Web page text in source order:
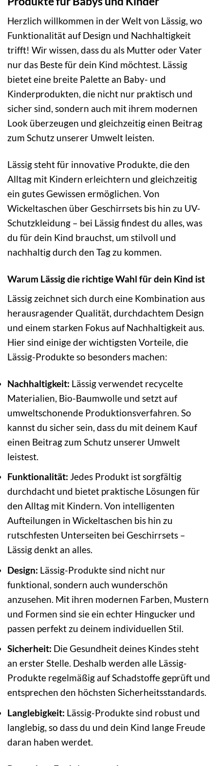
Herzlich willkommen in der Welt von Lässig, wo
Funktionalität auf Design und Nachhaltigkeit
trifft! Wir wissen, dass du als Mutter oder Vater
nur das Beste für dein Kind möchtest. Lässig
bietet eine breite Palette an Baby- und
Kinderprodukten, die nicht nur praktisch und
sicher sind, sondern auch mit ihrem modernen
Look überzeugen und gleichzeitig einen Beitrag
zum Schutz unserer Umwelt leisten.
Lässig steht für innovative Produkte, die den
Alltag mit Kindern erleichtern und gleichzeitig
ein gutes Gewissen ermöglichen. Von
Wickeltaschen über Geschirrsets bis hin zu UV-
Schutzkleidung – bei Lässig findest du alles, was
du für dein Kind brauchst, um stilvoll und
nachhaltig durch den Tag zu kommen.
Warum Lässig die richtige Wahl für dein Kind ist
Lässig zeichnet sich durch eine Kombination aus
herausragender Qualität, durchdachtem Design
und einem starken Fokus auf Nachhaltigkeit aus.
Hier sind einige der wichtigsten Vorteile, die
Lässig-Produkte so besonders machen:
Nachhaltigkeit: Lässig verwendet recycelte
Materialien, Bio-Baumwolle und setzt auf
umweltschonende Produktionsverfahren. So
kannst du sicher sein, dass du mit deinem Kauf
einen Beitrag zum Schutz unserer Umwelt
leistest.
Funktionalität: Jedes Produkt ist sorgfältig
durchdacht und bietet praktische Lösungen für
den Alltag mit Kindern. Von intelligenten
Aufteilungen in Wickeltaschen bis hin zu
rutschfesten Unterseiten bei Geschirrsets –
Lässig denkt an alles.
Design: Lässig-Produkte sind nicht nur
funktional, sondern auch wunderschön
anzusehen. Mit ihren modernen Farben, Mustern
und Formen sind sie ein echter Hingucker und
passen perfekt zu deinem individuellen Stil.
Sicherheit: Die Gesundheit deines Kindes steht
an erster Stelle. Deshalb werden alle Lässig-
Produkte regelmäßig auf Schadstoffe geprüft und
entsprechen den höchsten Sicherheitsstandards.
Langlebigkeit: Lässig-Produkte sind robust und
langlebig, so dass du und dein Kind lange Freude
daran haben werdet.